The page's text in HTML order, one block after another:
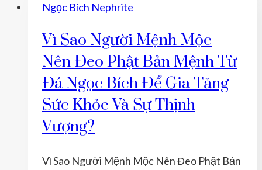
ĐEO
PHẬT
BẢN
MỆNH
NÀO
ĐỂ
ĐƯỢC
MẮN
Ngọc Bích Nephrite
Vì Sao Người Mệnh Mộc
Nên Đeo Phật Bản Mệnh Từ
Đá Ngọc Bích Để Gia Tăng
Sức Khỏe Và Sự Thịnh
Vượng?
Vì Sao Người Mệnh Mộc Nên Đeo Phật Bản